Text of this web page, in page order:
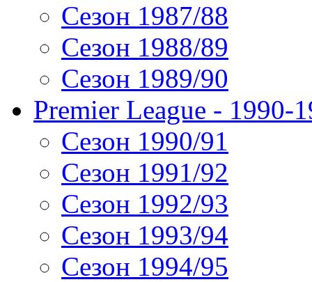
Сезон 1987/88
Сезон 1988/89
Сезон 1989/90
Premier League - 1990-
Сезон 1990/91
Сезон 1991/92
Сезон 1992/93
Сезон 1993/94
Сезон 1994/95